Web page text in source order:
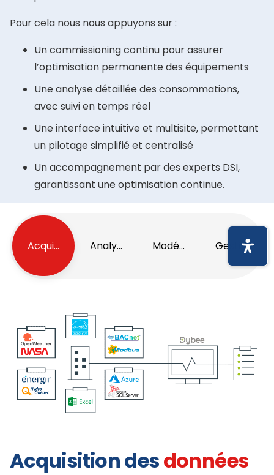
Pour cela nous nous appuyons sur :
Un commissioning continu pour assurer
l’optimisation permanente des équipements
Une analyse détaillée des consommations,
avec suivi en temps réel
Une interface intuitive et multisite, permettant
un pilotage simplifié et centralisé
Un accompagnement par des experts DSI,
garantissant une optimisation continue.
Acquisition des donnéesAnalyse et reporting
Modélisation Gestion
Acquisition desdonnées